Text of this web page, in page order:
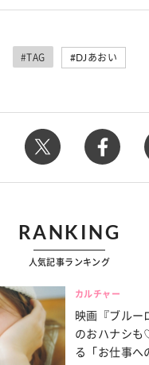
#TAG DJあおい
RANKING
人気記事ランキング
カルチャー
映画『ブルー
のおハナシ
る「お仕事へ